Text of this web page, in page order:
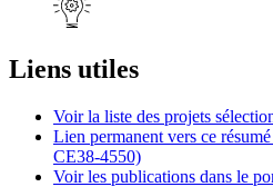
Liens utiles
Voir la liste des projets
Lien permanent vers ce
CE38-4550)
Voir les publications dans le